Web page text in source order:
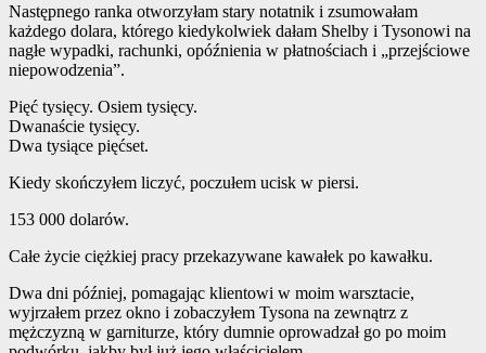
Następnego ranka otworzyłam stary notatnik i zsumowałam
każdego dolara, którego kiedykolwiek dałam Shelby i Tysonowi na
nagłe wypadki, rachunki, opóźnienia w płatnościach i „przejściowe
niepowodzenia”.
Pięć tysięcy. Osiem tysięcy.
Dwanaście tysięcy.
Dwa tysiące pięćset.
Kiedy skończyłem liczyć, poczułem ucisk w piersi.
153 000 dolarów.
Całe życie ciężkiej pracy przekazywane kawałek po kawałku.
Dwa dni później, pomagając klientowi w moim warsztacie,
wyjrzałem przez okno i zobaczyłem Tysona na zewnątrz z
mężczyzną w garniturze, który dumnie oprowadzał go po moim